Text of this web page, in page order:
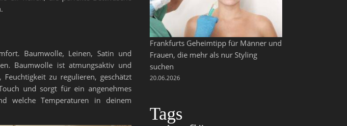
Baumwolle, Leinen, Satin und
Baumwolle ist atmungsaktiv und
zu regulieren, geschätzt
und sorgt für ein angenehmes
welche Temperaturen in deinem
Frankfurts Geheimtipp für Männer und
Frauen, die mehr als nur Styling
suchen
20.06.2026
Tags